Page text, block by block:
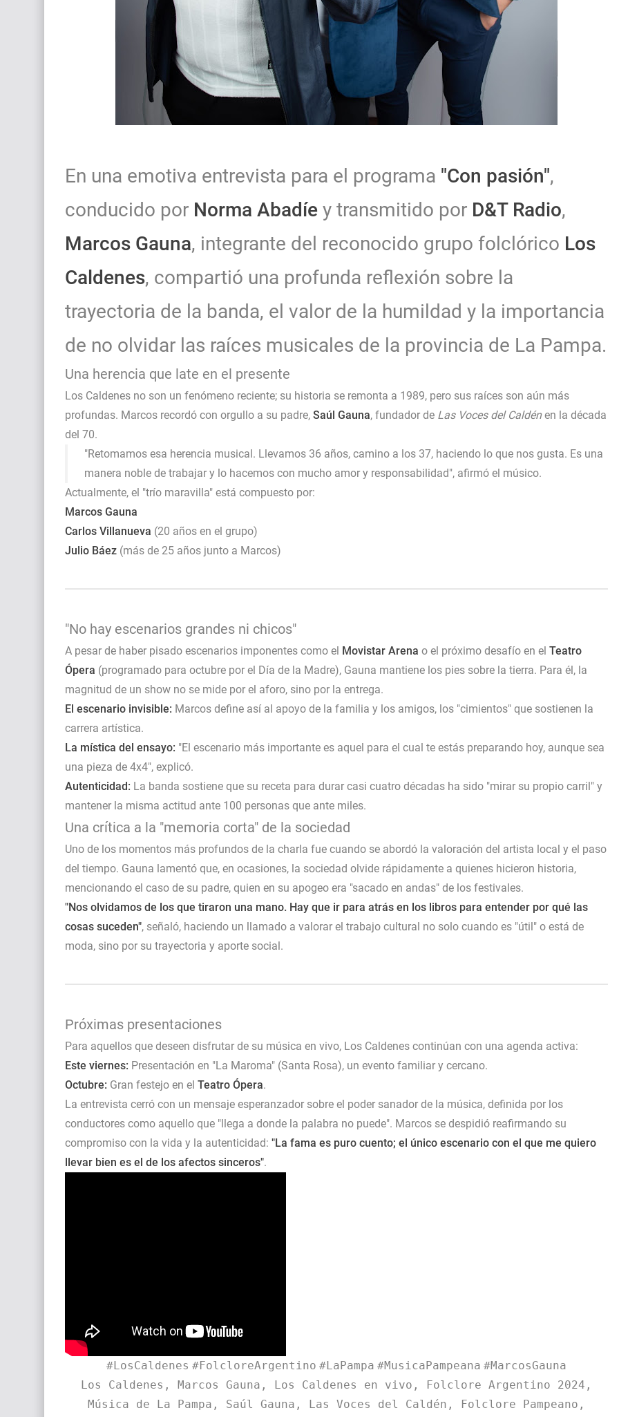
En una emotiva entrevista para el programa "Con pasión",
conducido por Norma Abadíe y transmitido por D&T Radio,
Marcos Gauna, integrante del reconocido grupo folclórico Los
Caldenes, compartió una profunda reflexión sobre la
trayectoria de la banda, el valor de la humildad y la importancia
de no olvidar las raíces musicales de la provincia de La Pampa.
Una herencia que late en el presente
Los Caldenes no son un fenómeno reciente; su historia se remonta a 1989, pero sus raíces son aún más
profundas. Marcos recordó con orgullo a su padre, Saúl Gauna, fundador de Las Voces del Caldénen la década
del 70.
"Retomamos esa herencia musical. Llevamos 36 años, camino a los 37, haciendo lo que nos gusta. Es una
manera noble de trabajar y lo hacemos con mucho amor y responsabilidad", afirmó el músico.
Actualmente, el "trío maravilla" está compuesto por:
Marcos Gauna
Carlos Villanueva (20 años en el grupo)
Julio Báez (más de 25 años junto a Marcos)
"No hay escenarios grandes ni chicos"
A pesar de haber pisado escenarios imponentes como el Movistar Arena o el próximo desafío en el Teatro
Ópera (programado para octubre por el Día de la Madre), Gauna mantiene los pies sobre la tierra. Para él, la
magnitud de un show no se mide por el aforo, sino por la entrega.
El escenario invisible: Marcos define así al apoyo de la familia y los amigos, los "cimientos" que sostienen la
carrera artística.
La mística del ensayo: "El escenario más importante es aquel para el cual te estás preparando hoy, aunque sea
una pieza de 4x4", explicó.
Autenticidad: La banda sostiene que su receta para durar casi cuatro décadas ha sido "mirar su propio carril" y
mantener la misma actitud ante 100 personas que ante miles.
Una crítica a la "memoria corta" de la sociedad
Uno de los momentos más profundos de la charla fue cuando se abordó la valoración del artista local y el paso
del tiempo. Gauna lamentó que, en ocasiones, la sociedad olvide rápidamente a quienes hicieron historia,
mencionando el caso de su padre, quien en su apogeo era "sacado en andas" de los festivales.
"Nos olvidamos de los que tiraron una mano. Hay que ir para atrás en los libros para entender por qué las
cosas suceden", señaló, haciendo un llamado a valorar el trabajo cultural no solo cuando es "útil" o está de
moda, sino por su trayectoria y aporte social.
Próximas presentaciones
Para aquellos que deseen disfrutar de su música en vivo, Los Caldenes continúan con una agenda activa:
Este viernes: Presentación en "La Maroma" (Santa Rosa), un evento familiar y cercano.
Octubre: Gran festejo en el Teatro Ópera.
La entrevista cerró con un mensaje esperanzador sobre el poder sanador de la música, definida por los
conductores como aquello que "llega a donde la palabra no puede". Marcos se despidió reafirmando su
compromiso con la vida y la autenticidad: "La fama es puro cuento; el único escenario con el que me quiero
llevar bien es el de los afectos sinceros".
#LosCaldenes #FolcloreArgentino #LaPampa #MusicaPampeana #MarcosGauna
Los Caldenes, Marcos Gauna, Los Caldenes en vivo, Folclore Argentino 2024,
Música de La Pampa, Saúl Gauna, Las Voces del Caldén, Folclore Pampeano,